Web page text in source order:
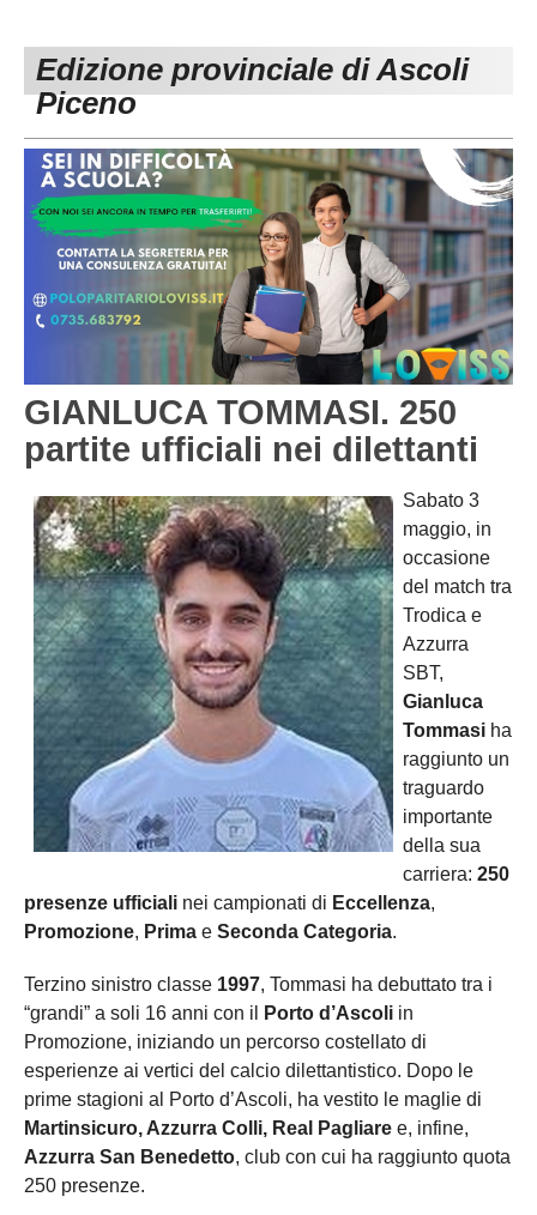
Carica la tua Rosa
1^ CATEGORIA
3^ CATEGORIA
GIOVANILI
Edizione provinciale di Ascoli
Piceno
GIANLUCA TOMMASI. 250
partite ufficiali nei dilettanti
Sabato 3
maggio, in
occasione
del match tra
Trodica e
Azzurra
SBT,
Gianluca
Tommasi ha
raggiunto un
traguardo
importante
della sua
carriera: 250
presenze ufficiali nei campionati di Eccellenza,
Promozione, Prima e Seconda Categoria.
Terzino sinistro classe 1997, Tommasi ha debuttato tra i
“grandi” a soli 16 anni con il
Porto d’Ascoli in
Promozione, iniziando un percorso costellato di
esperienze ai vertici del calcio dilettantistico. Dopo le
prime stagioni al Porto d’Ascoli, ha vestito le maglie di
Martinsicuro, Azzurra Colli, Real Pagliare e, infine,
Azzurra San Benedetto, club con cui ha raggiunto quota
250 presenze.